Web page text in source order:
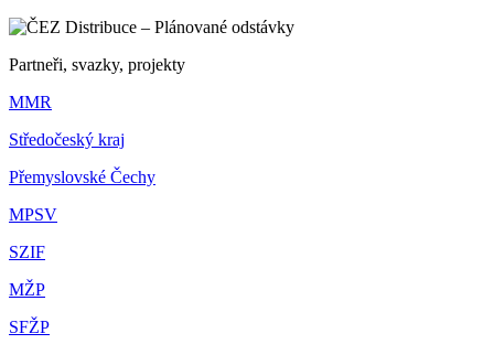
Partneři, svazky, projekty
MMR
Středočeský kraj
Přemyslovské Čechy
MPSV
SZIF
MŽP
SFŽP